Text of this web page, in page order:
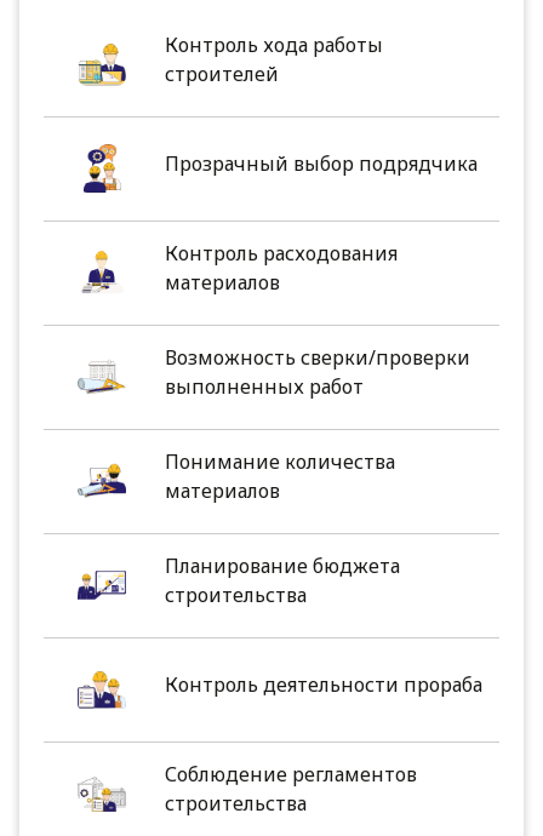
Контроль хода работы
строителей
Прозрачный выбор подрядчика
Контроль расходования
материалов
Возможность сверки/проверки
выполненных работ
Понимание количества
материалов
Планирование бюджета
строительства
Контроль деятельности прораба
Соблюдение регламентов
строительства